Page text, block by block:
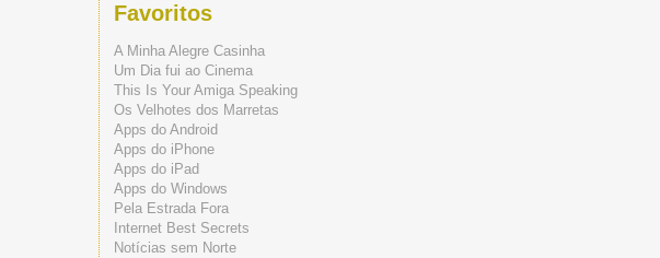
Favoritos
A Minha Alegre Casinha
Um Dia fui ao Cinema
This Is Your Amiga Speaking
Os Velhotes dos Marretas
Apps do Android
Apps do iPhone
Apps do iPad
Apps do Windows
Pela Estrada Fora
Internet Best Secrets
Notícias sem Norte